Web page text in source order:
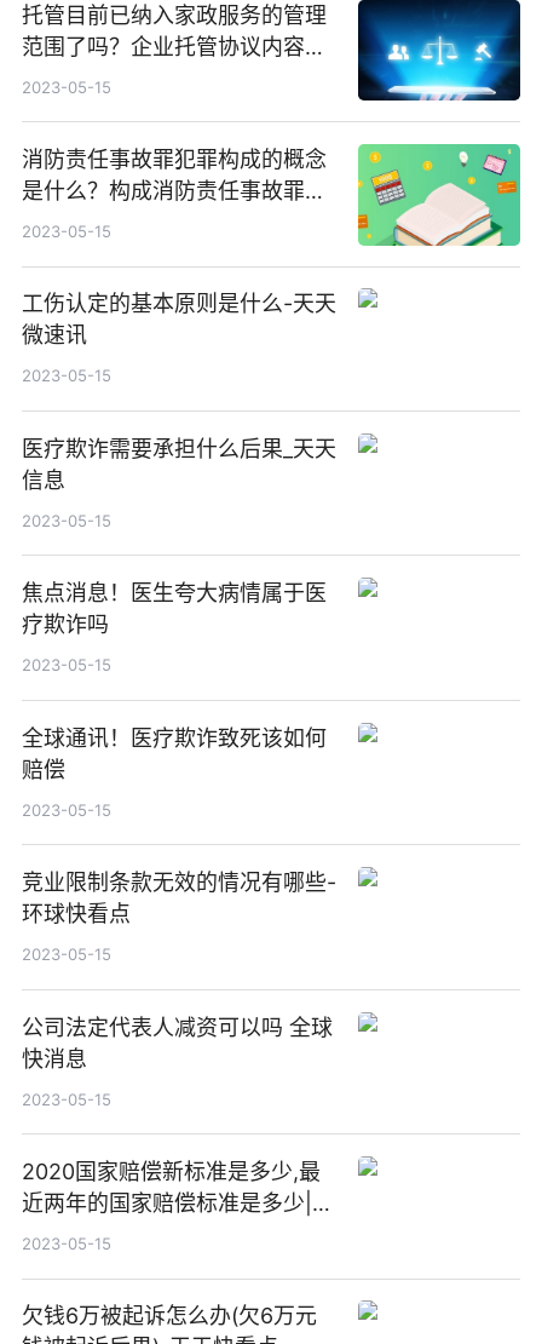
托管目前已纳入家政服务的管理
范围了吗？企业托管协议内容包
括消防吗？
2023-05-15
消防责任事故罪犯罪构成的概念
是什么？构成消防责任事故罪的
客观条件是什么？
2023-05-15
工伤认定的基本原则是什么-天天
微速讯
2023-05-15
医疗欺诈需要承担什么后果_天天
信息
2023-05-15
焦点消息！医生夸大病情属于医
疗欺诈吗
2023-05-15
全球通讯！医疗欺诈致死该如何
赔偿
2023-05-15
竞业限制条款无效的情况有哪些-
环球快看点
2023-05-15
公司法定代表人减资可以吗 全球
快消息
2023-05-15
2020国家赔偿新标准是多少,最
近两年的国家赔偿标准是多少|天
天观热点
2023-05-15
欠钱6万被起诉怎么办(欠6万元